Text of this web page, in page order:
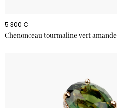
Chenonceau tourmaline vert amande
5 300 €